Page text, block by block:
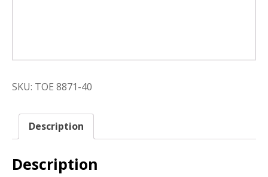
SKU: TOE 8871-40
Description
Description